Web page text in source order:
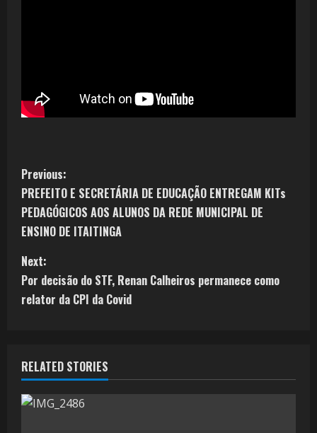
Previous:
PREFEITO E SECRETÁRIA DE EDUCAÇÃO ENTREGAM KITs
PEDAGÓGICOS AOS ALUNOS DA REDE MUNICIPAL DE
ENSINO DE ITAITINGA
Next:
Por decisão do STF, Renan Calheiros permanece como
relator da CPI da Covid
RELATED STORIES